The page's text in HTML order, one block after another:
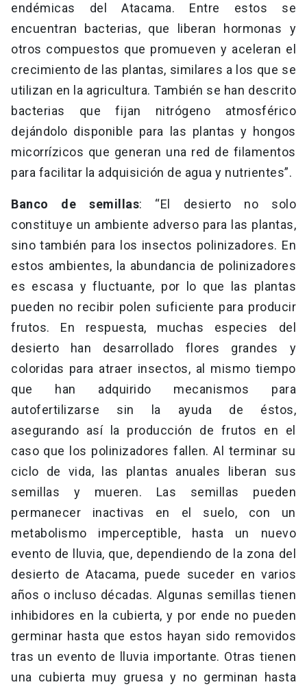
endémicas del Atacama. Entre estos se
encuentran bacterias, que liberan hormonas y
otros compuestos que promueven y aceleran el
crecimiento de las plantas, similares a los que se
utilizan en la agricultura. También se han descrito
bacterias que fijan nitrógeno atmosférico
dejándolo disponible para las plantas y hongos
micorrízicos que generan una red de filamentos
para facilitar la adquisición de agua y nutrientes”.
Banco de semillas: “El desierto no solo
constituye un ambiente adverso para las plantas,
sino también para los insectos polinizadores. En
estos ambientes, la abundancia de polinizadores
es escasa y fluctuante, por lo que las plantas
pueden no recibir polen suficiente para producir
frutos. En respuesta, muchas especies del
desierto han desarrollado flores grandes y
coloridas para atraer insectos, al mismo tiempo
que han adquirido mecanismos para
autofertilizarse sin la ayuda de éstos,
asegurando así la producción de frutos en el
caso que los polinizadores fallen. Al terminar su
ciclo de vida, las plantas anuales liberan sus
semillas y mueren. Las semillas pueden
permanecer inactivas en el suelo, con un
metabolismo imperceptible, hasta un nuevo
evento de lluvia, que, dependiendo de la zona del
desierto de Atacama, puede suceder en varios
años o incluso décadas. Algunas semillas tienen
inhibidores en la cubierta, y por ende no pueden
germinar hasta que estos hayan sido removidos
tras un evento de lluvia importante. Otras tienen
una cubierta muy gruesa y no germinan hasta